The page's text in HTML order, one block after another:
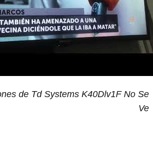
de Td Systems K40Dlv1F No Se
Ve